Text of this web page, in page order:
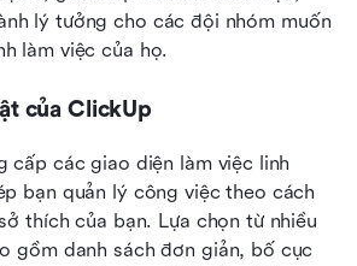
lý tưởng cho các đội nhóm muốn
làm việc của họ.
của ClickUp
cấp các giao diện làm việc linh
bạn quản lý công việc theo cách
thích của bạn. Lựa chọn từ nhiều
gồm danh sách đơn giản, bố cục